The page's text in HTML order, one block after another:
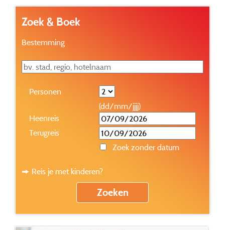
Zoek & Boek
Bestemming
Personen
(dd/mm/jjjj)
Heenreis
Terugreis
Zoek zonder datum
Reis je met kinderen?